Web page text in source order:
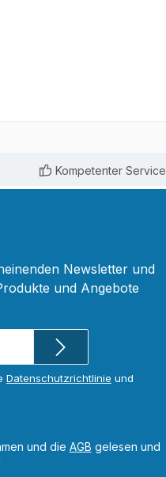
Kompetenter Service
Newsletter und
und Angebote
Datenschutzrichtlinie und
und die AGB gelesen und